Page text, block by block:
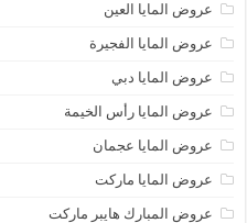
عروض المايا العين
عروض المايا الفجيرة
عروض المايا دبي
عروض المايا رأس الخيمة
عروض المايا عجمان
عروض المايا ماركت
عروض المبارك هايبر ماركت